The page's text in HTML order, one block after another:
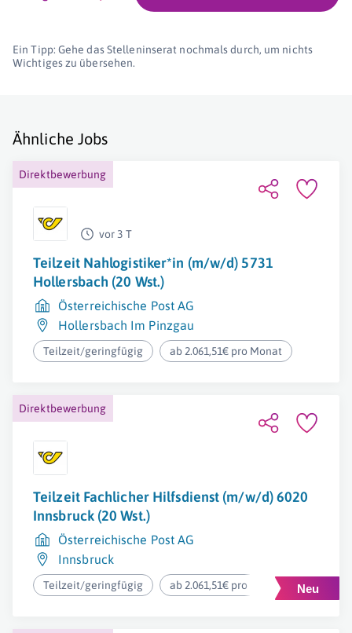
Ein Tipp: Gehe das Stelleninserat nochmals durch, um nichts
Wichtiges zu übersehen.
Ähnliche Jobs
Direktbewerbung
vor 3 T
Teilzeit Nahlogistiker*in (m/w/d) 5731
Hollersbach (20 Wst.)
Österreichische Post AG
Hollersbach Im Pinzgau
Teilzeit/geringfügig ab 2.061,51€ pro Monat
Direktbewerbung
Teilzeit Fachlicher Hilfsdienst (m/w/d) 6020
Innsbruck (20 Wst.)
Österreichische Post AG
Innsbruck
Teilzeit/geringfügig ab 2.061,51€ pro Monat